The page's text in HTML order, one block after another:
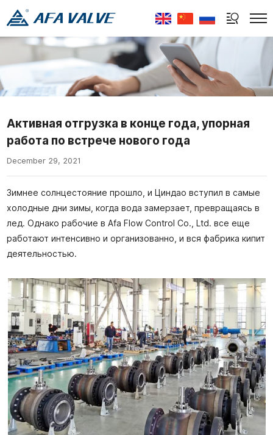
Select Language
Активная отгрузка в конце года, упорная
работа по встрече нового года
December 29, 2021
Зимнее солнцестояние прошло, и Циндао вступил в самые
холодные дни зимы, когда вода замерзает, превращаясь в
лед. Однако рабочие в Afa Flow Control Co., Ltd. все еще
работают интенсивно и организованно, и вся фабрика кипит
деятельностью.